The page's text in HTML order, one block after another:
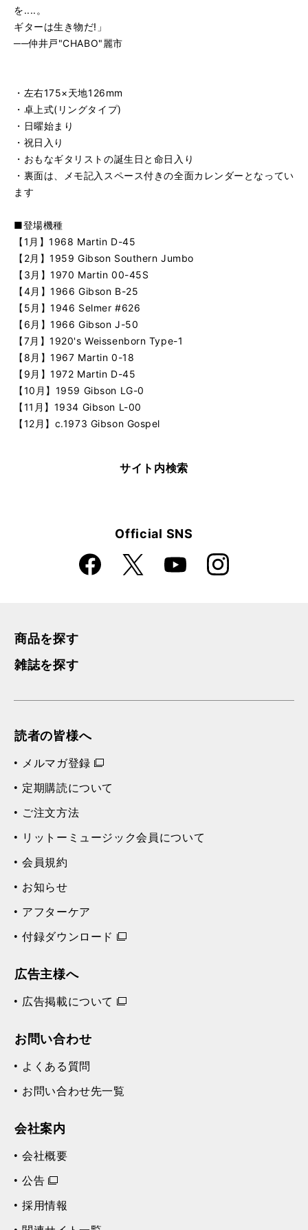
を....。
ギターは生き物だ!」
──仲井戸"CHABO"麗市
・左右175×天地126mm
・卓上式(リングタイプ)
・日曜始まり
・祝日入り
・おもなギタリストの誕生日と命日入り
・裏面は、メモ記入スペース付きの全面カレンダーとなってい
ます
■登場機種
【1月】1968 Martin D-45
【2月】1959 Gibson Southern Jumbo
【3月】1970 Martin 00-45S
【4月】1966 Gibson B-25
【5月】1946 Selmer #626
【6月】1966 Gibson J-50
【7月】1920's Weissenborn Type-1
【8月】1967 Martin 0-18
【9月】1972 Martin D-45
【10月】1959 Gibson LG-0
【11月】1934 Gibson L-00
【12月】c.1973 Gibson Gospel
サイト内検索
Official SNS
Faceboo
k
X YouTube Instagra
m
商品を探す
雑誌を探す
読者の皆様へ
メルマガ登録
定期購読について
ご注文方法
リットーミュージック会員について
会員規約
お知らせ
アフターケア
付録ダウンロード
広告主様へ
広告掲載について
お問い合わせ
よくある質問
お問い合わせ先一覧
会社案内
会社概要
公告
採用情報